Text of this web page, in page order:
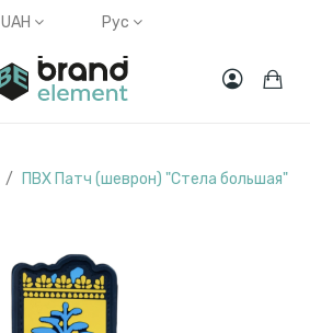
UAH Рус
ПВХ Патч (шеврон) "Стела большая"